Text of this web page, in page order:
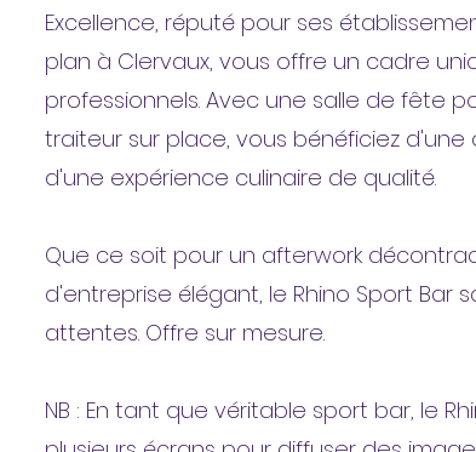
Excellence, réputé pour ses
plan à Clervaux, vous offre un cadre
professionnels. Avec une salle de fête
traiteur sur place, vous bénéficiez
d'une expérience culinaire de qualité.
Que ce soit pour un afterwork
d'entreprise élégant, le Rhino Sport Bar
attentes. Offre sur mesure.
NB : En tant que véritable sport bar, le